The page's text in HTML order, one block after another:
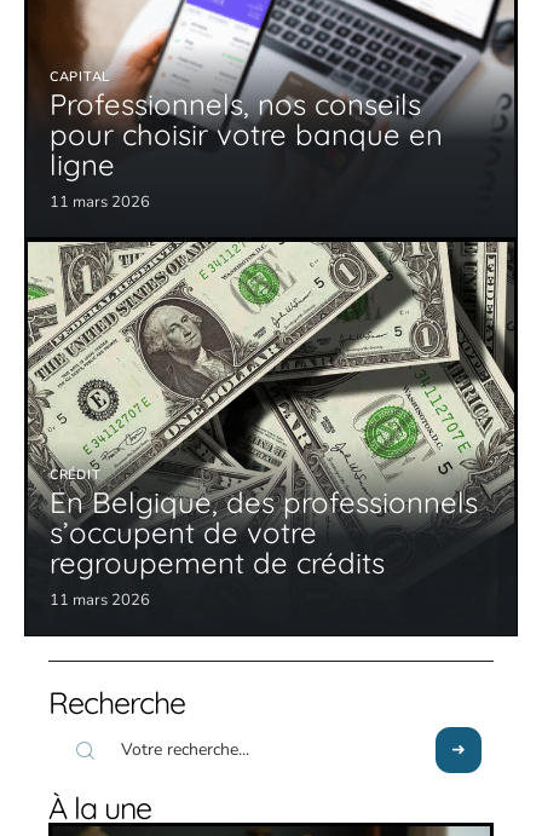
CAPITAL
Professionnels, nos conseils
pour choisir votre banque en
ligne
11 mars 2026
CRÉDIT
En Belgique, des professionnels
s’occupent de votre
regroupement de crédits
11 mars 2026
Recherche
À la une